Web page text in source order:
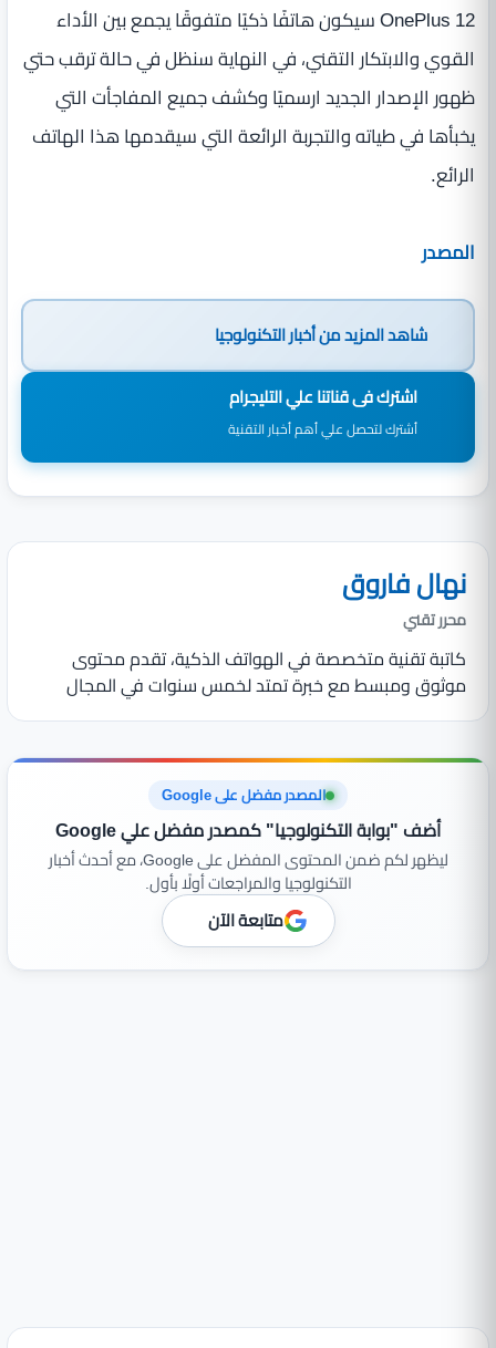
OnePlus 12 سيكون هاتفًا ذكيًا متفوقًا يجمع بين الأداء
القوي والابتكار التقني، في النهاية سنظل في حالة ترقب حتي
ظهور الإصدار الجديد ارسميًا وكشف جميع المفاجأت التي
يخبأها في طياته والتجربة الرائعة التي سيقدمها هذا الهاتف
الرائع.
المصدر
شاهد المزيد منأخبار التكنولوجيا
اشترك فى قناتنا علي التليجرام
أشترك لتحصل علي أهم أخبار التقنية
نهال فاروق
محرر تقني
كاتبة تقنية متخصصة في الهواتف الذكية، تقدم محتوى
موثوق ومبسط مع خبرة تمتد لخمس سنوات في المجال
المصدر مفضل على Google
أضف "بوابة التكنولوجيا" كمصدر مفضل علي Google
ليظهر لكم ضمن المحتوى المفضل على Google، مع أحدث أخبار
التكنولوجيا والمراجعات أولًا بأول.
متابعة الآن